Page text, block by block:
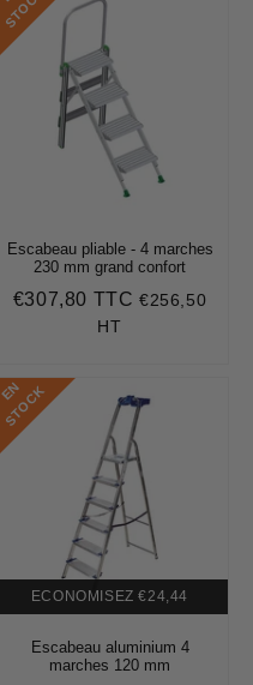
Escabeau pliable - 4 marches
230 mm grand confort
Prix
€307,80 TTC €307,80
€256,50
HT
E
N
S
T
O
C
K
ECONOMISEZ €24,44
Escabeau aluminium 4
marches 120 mm